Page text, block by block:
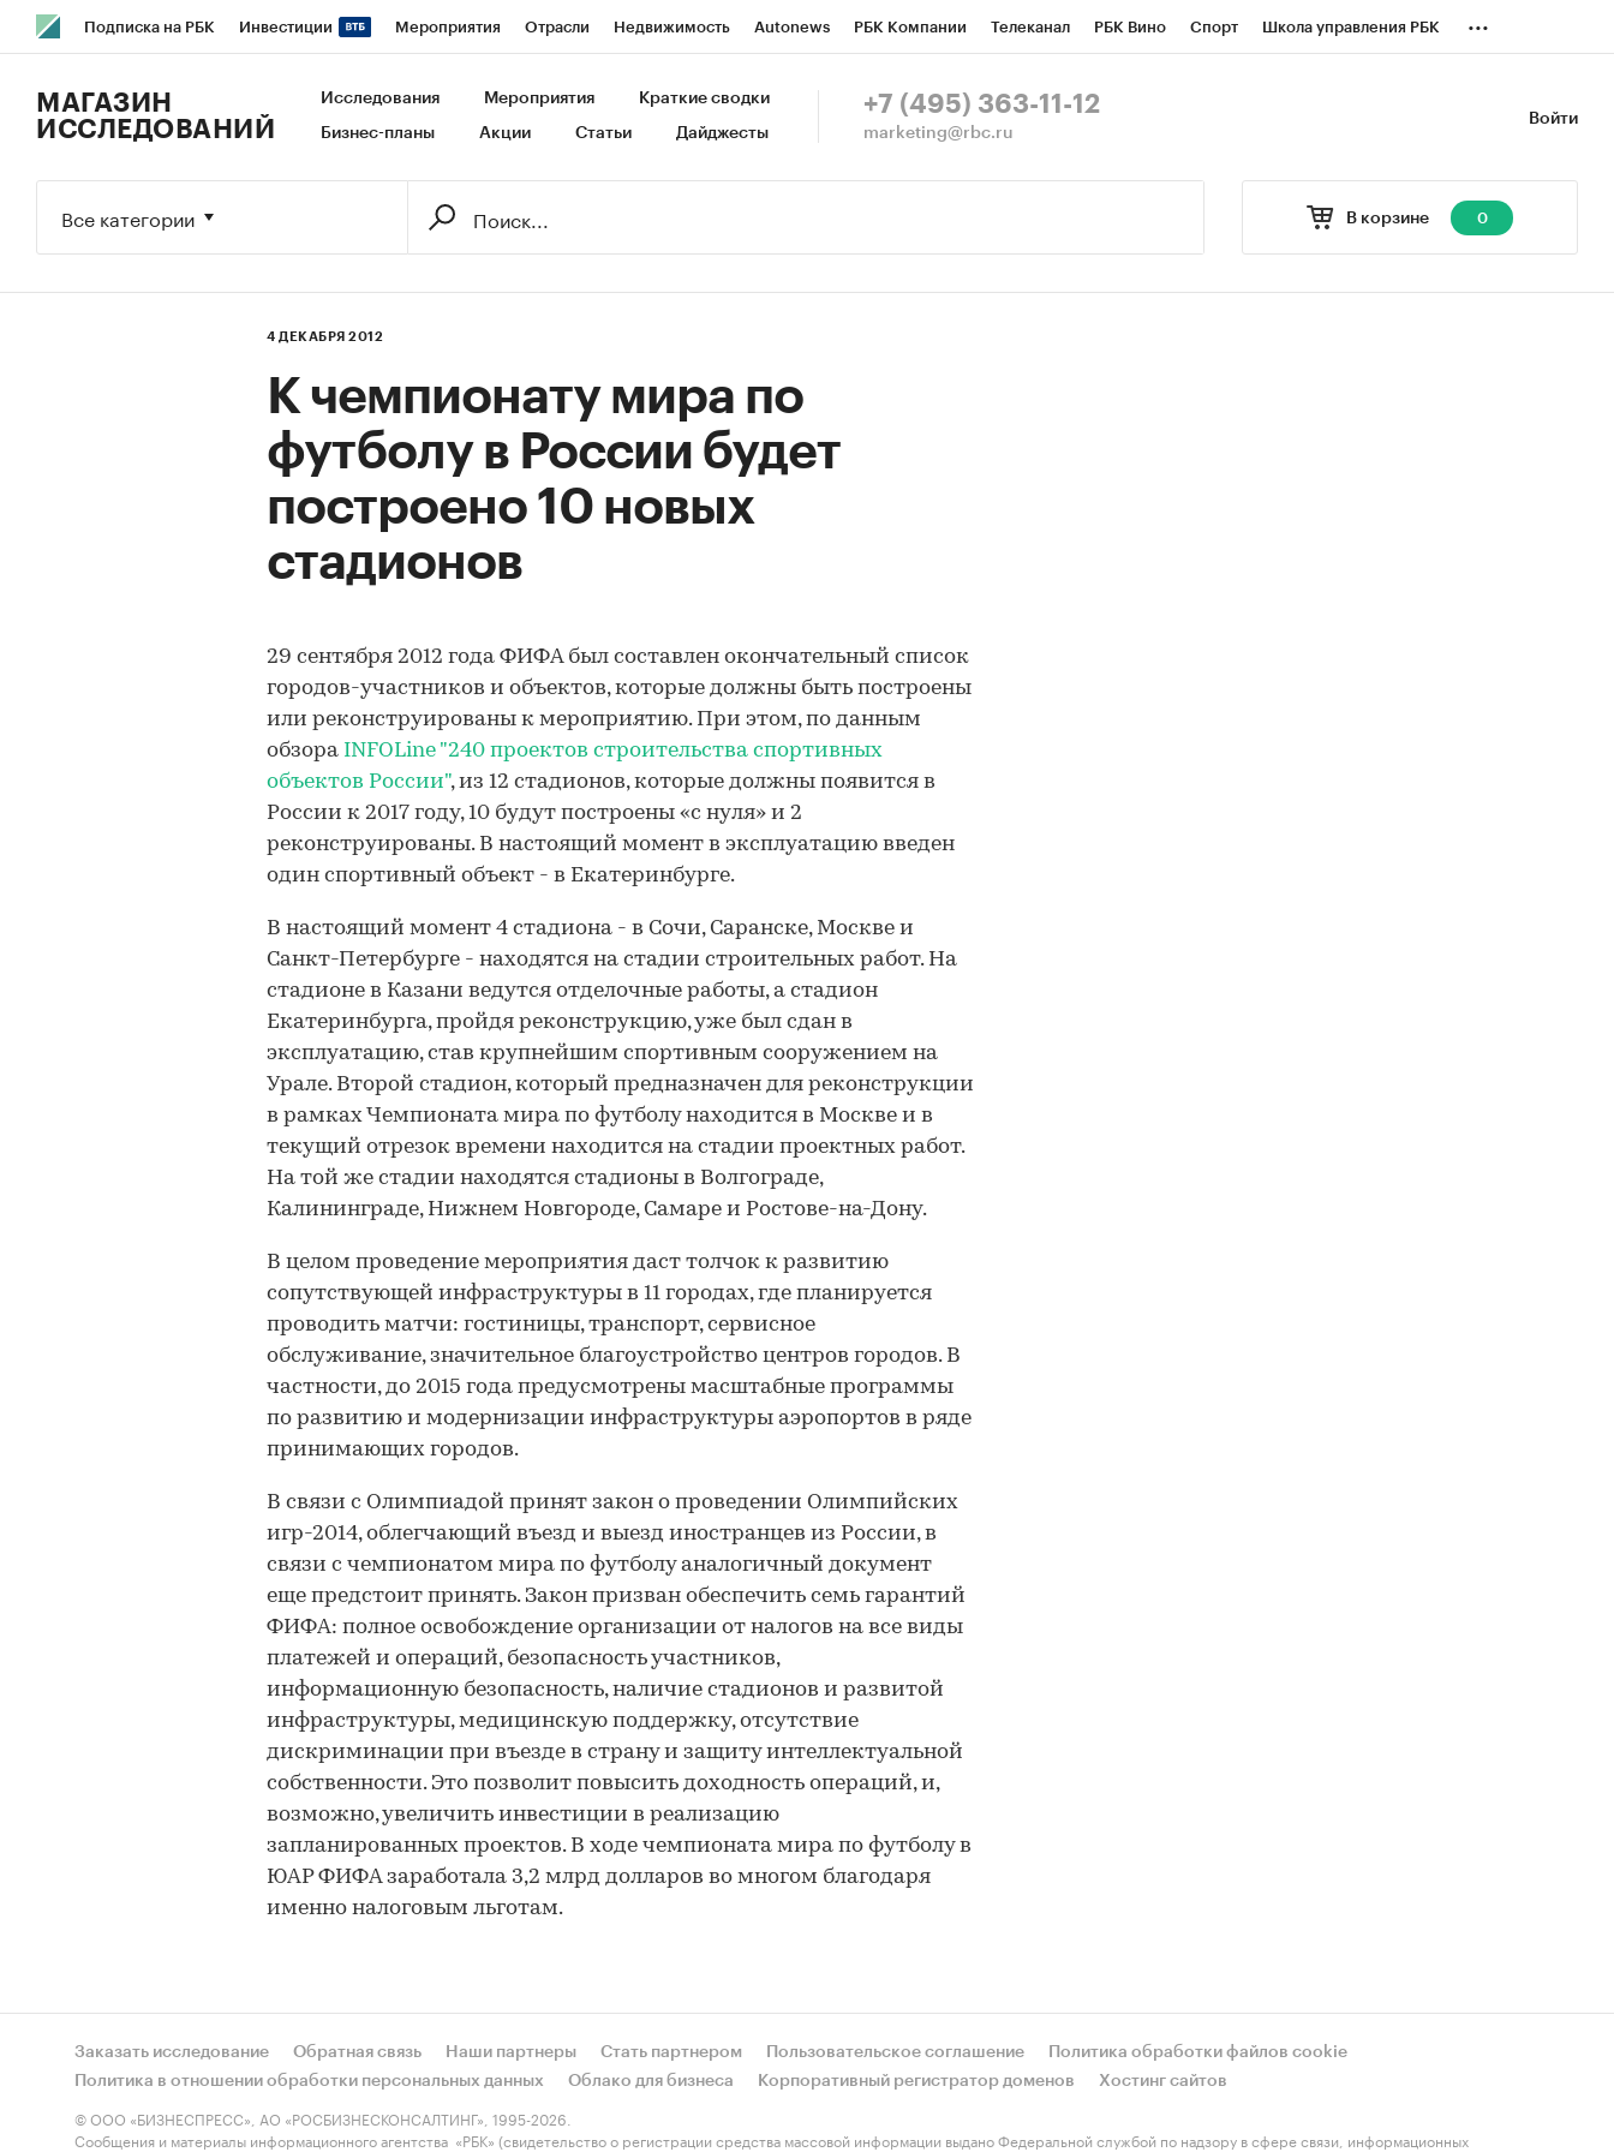
Подписка на РБК Инвестиции Мероприятия Отрасли Недвижимость Autonews РБК Компании Телеканал РБК Вино Спорт Школа управления РБК
Исследования Кредитные рейтинги Франшизы Газета Спецпроекты СПб Конференции СПб Спецпроекты
...
Войти
МАГАЗИН
ИССЛЕДОВАНИЙ
Исследования Мероприятия Краткие сводки
Бизнес-планы Акции Статьи Дайджесты
+7 (495) 363-11-12
marketing@rbc.ru
В корзине 0
Все категории
4 ДЕКАБРЯ 2012
К чемпионату мира по
футболу в России будет
построено 10 новых
стадионов
29 сентября 2012 года ФИФА был составлен окончательный список
городов-участников и объектов, которые должны быть построены
или реконструированы к мероприятию. При этом, по данным
обзора INFOLine "240 проектов строительства спортивных
объектов России", из 12 стадионов, которые должны появится в
России к 2017 году, 10 будут построены «с нуля» и 2
реконструированы. В настоящий момент в эксплуатацию введен
один спортивный объект - в Екатеринбурге.
В настоящий момент 4 стадиона - в Сочи, Саранске, Москве и
Санкт-Петербурге - находятся на стадии строительных работ. На
стадионе в Казани ведутся отделочные работы, а стадион
Екатеринбурга, пройдя реконструкцию, уже был сдан в
эксплуатацию, став крупнейшим спортивным сооружением на
Урале. Второй стадион, который предназначен для реконструкции
в рамках Чемпионата мира по футболу находится в Москве и в
текущий отрезок времени находится на стадии проектных работ.
На той же стадии находятся стадионы в Волгограде,
Калининграде, Нижнем Новгороде, Самаре и Ростове-на-Дону.
В целом проведение мероприятия даст толчок к развитию
сопутствующей инфраструктуры в 11 городах, где планируется
проводить матчи: гостиницы, транспорт, сервисное
обслуживание, значительное благоустройство центров городов. В
частности, до 2015 года предусмотрены масштабные программы
по развитию и модернизации инфраструктуры аэропортов в ряде
принимающих городов.
В связи с Олимпиадой принят закон о проведении Олимпийских
игр-2014, облегчающий въезд и выезд иностранцев из России, в
связи с чемпионатом мира по футболу аналогичный документ
еще предстоит принять. Закон призван обеспечить семь гарантий
ФИФА: полное освобождение организации от налогов на все виды
платежей и операций, безопасность участников,
информационную безопасность, наличие стадионов и развитой
инфраструктуры, медицинскую поддержку, отсутствие
дискриминации при въезде в страну и защиту интеллектуальной
собственности. Это позволит повысить доходность операций, и,
возможно, увеличить инвестиции в реализацию
запланированных проектов. В ходе чемпионата мира по футболу в
ЮАР ФИФА заработала 3,2 млрд долларов во многом благодаря
именно налоговым льготам.
Заказать исследование Обратная связь Наши партнеры Стать партнером Пользовательское соглашение
Политика обработки файлов cookie
Политика в отношении обработки персональных данных
Облако для бизнеса Корпоративный регистратор доменов Хостинг сайтов
© ООО «БИЗНЕСПРЕСС», АО «РОСБИЗНЕСКОНСАЛТИНГ», 1995-2026.
Сообщения и материалы информационного агентства «РБК» (свидетельство о регистрации средства массовой информации выдано Федеральной службой по надзору в сфере связи, информационных